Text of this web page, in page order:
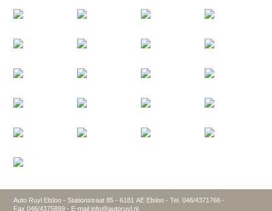
Auto Ruyl Elsloo - Stationstraat 85 - 6181 AE Elsloo - Tel. 046/4371766 -
Fax 046/4375899 - E-mail info@autoruyl.nl